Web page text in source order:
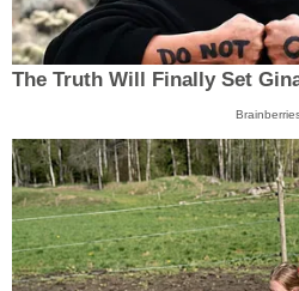
The Truth Will Finally Set